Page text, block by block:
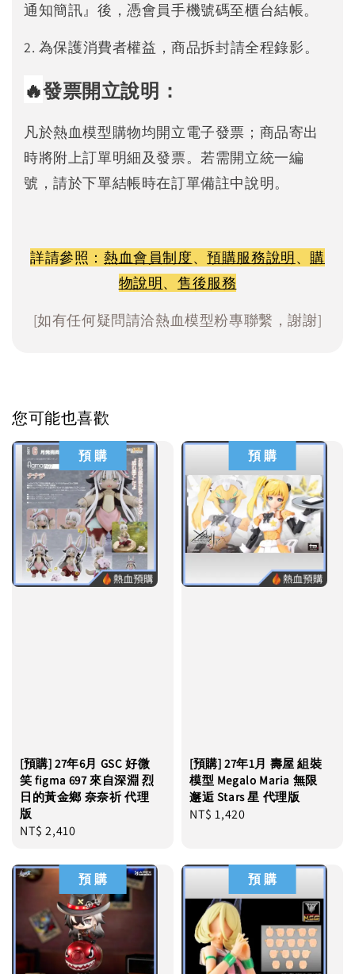
通知簡訊』後，憑會員手機號碼至櫃台結帳。
2. 為保護消費者權益，商品拆封請全程錄影。
🔥發票開立說明：
凡於熱血模型購物均開立電子發票；商品寄出
時將附上訂單明細及發票。若需開立統一編
號，請於下單結帳時在訂單備註中說明。
詳請參照： 熱血會員制度、預購服務說明、 購
物說明、 售後服務
[如有任何疑問請洽熱血模型粉專聯繫，謝謝]
您可能也喜歡
預 購
[預購] 27年6月 GSC 好微
笑 figma 697 來自深淵 烈
日的黃金鄉 奈奈祈 代理
版
Regular
NT$ 2,410
預 購
[預購] 27年1月 壽屋 組裝
模型 Megalo Maria 無限
邂逅 Stars 星 代理版
Regular
NT$ 1,420
預 購 預 購